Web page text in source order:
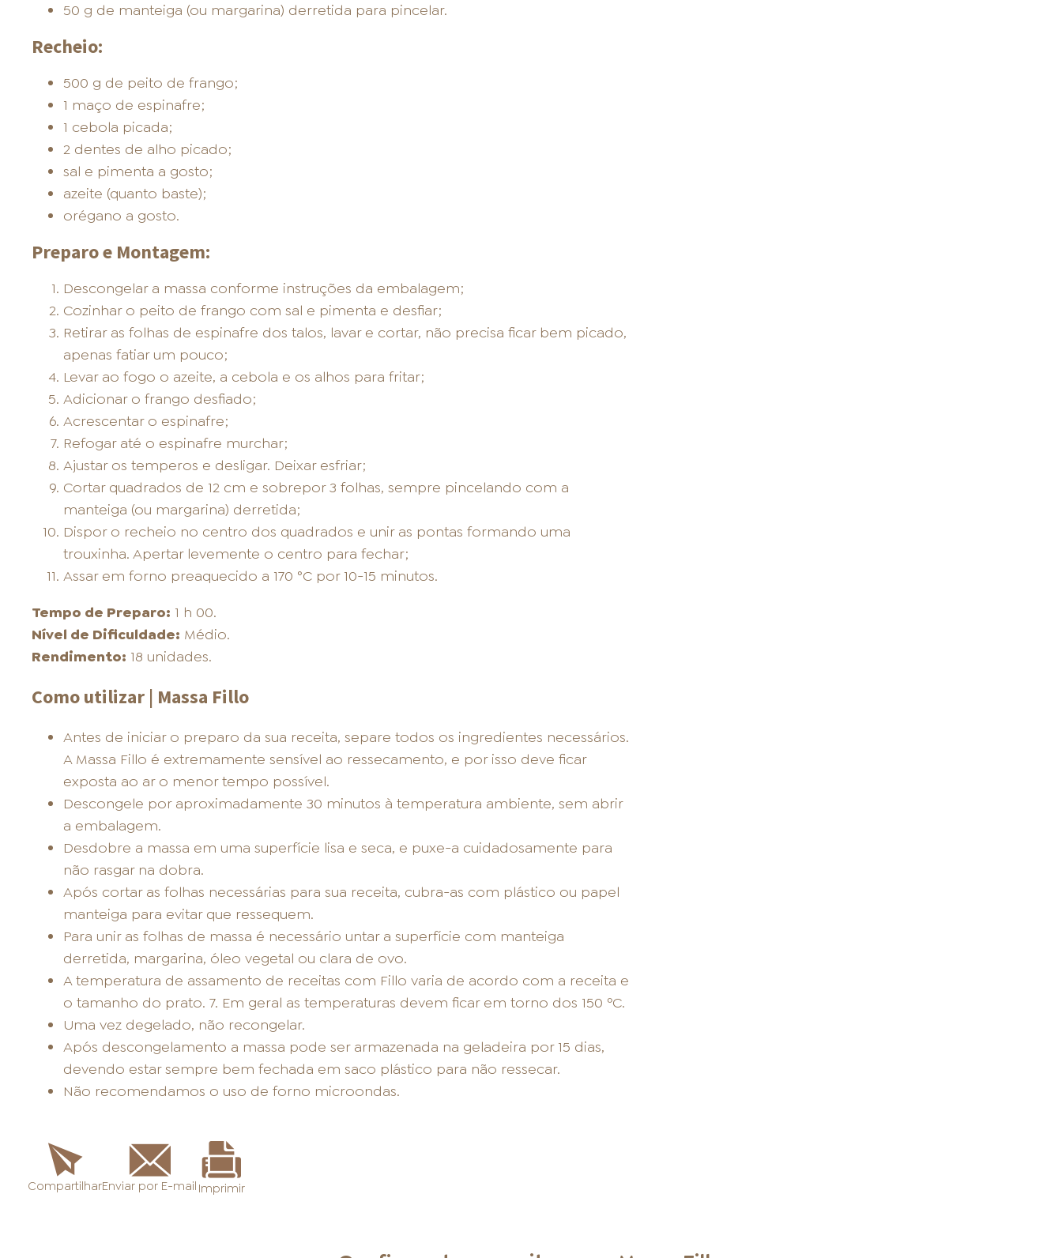
50 g de manteiga (ou margarina) derretida para pincelar.
Recheio:
500 g de peito de frango;
1 maço de espinafre;
1 cebola picada;
2 dentes de alho picado;
sal e pimenta a gosto;
azeite (quanto baste);
orégano a gosto.
Preparo e Montagem:
Descongelar a massa conforme instruções da embalagem;
Cozinhar o peito de frango com sal e pimenta e desfiar;
Retirar as folhas de espinafre dos talos, lavar e cortar, não precisa ficar bem picado,
apenas fatiar um pouco;
Levar ao fogo o azeite, a cebola e os alhos para fritar;
Adicionar o frango desfiado;
Acrescentar o espinafre;
Refogar até o espinafre murchar;
Ajustar os temperos e desligar. Deixar esfriar;
Cortar quadrados de 12 cm e sobrepor 3 folhas, sempre pincelando com a
manteiga (ou margarina) derretida;
Dispor o recheio no centro dos quadrados e unir as pontas formando uma
trouxinha. Apertar levemente o centro para fechar;
Assar em forno preaquecido a 170 °C por 10-15 minutos.
Tempo de Preparo: 1 h 00.
Nível de Dificuldade: Médio.
Rendimento: 18 unidades.
Como utilizar | Massa Fillo
Antes de iniciar o preparo da sua receita, separe todos os ingredientes necessários.
A Massa Fillo é extremamente sensível ao ressecamento, e por isso deve ficar
exposta ao ar o menor tempo possível.
Descongele por aproximadamente 30 minutos à temperatura ambiente, sem abrir
a embalagem.
Desdobre a massa em uma superfície lisa e seca, e puxe-a cuidadosamente para
não rasgar na dobra.
Após cortar as folhas necessárias para sua receita, cubra-as com plástico ou papel
manteiga para evitar que ressequem.
Para unir as folhas de massa é necessário untar a superfície com manteiga
derretida, margarina, óleo vegetal ou clara de ovo.
A temperatura de assamento de receitas com Fillo varia de acordo com a receita e
o tamanho do prato. 7. Em geral as temperaturas devem ficar em torno dos 150 ºC.
Uma vez degelado, não recongelar.
Após descongelamento a massa pode ser armazenada na geladeira por 15 dias,
devendo estar sempre bem fechada em saco plástico para não ressecar.
Não recomendamos o uso de forno microondas.
CompartilharEnviar por E-mail Imprimir